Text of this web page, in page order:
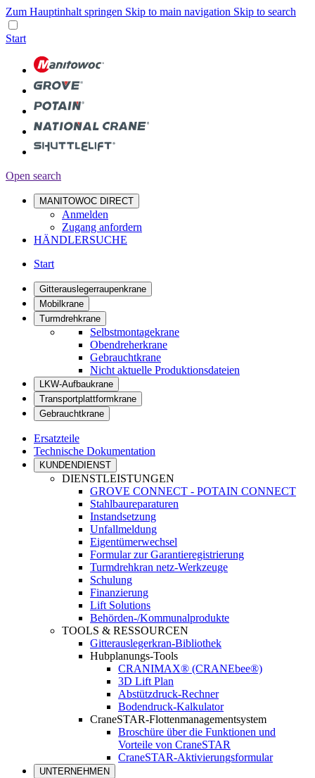
Zum Hauptinhalt springen Skip to main navigation Skip to search
Start
Open search
MANITOWOC DIRECT
Anmelden
Zugang anfordern
HÄNDLERSUCHE
Start
Gitterauslegerraupenkrane
Mobilkrane
Turmdrehkrane
Selbstmontagekrane
Obendreherkrane
Gebrauchtkrane
Nicht aktuelle Produktionsdateien
LKW-Aufbaukrane
Transportplattformkrane
Gebrauchtkrane
Ersatzteile
Technische Dokumentation
KUNDENDIENST
DIENSTLEISTUNGEN
GROVE CONNECT - POTAIN CONNECT
Stahlbaureparaturen
Instandsetzung
Unfallmeldung
Eigentümerwechsel
Formular zur Garantieregistrierung
Turmdrehkran netz-Werkzeuge
Schulung
Finanzierung
Lift Solutions
Behörden-/Kommunalprodukte
TOOLS & RESSOURCEN
Gitterauslegerkran-Bibliothek
Hubplanungs-Tools
CRANIMAX® (CRANEbee®)
3D Lift Plan
Abstützdruck-Rechner
Bodendruck-Kalkulator
CraneSTAR-Flottenmanagementsystem
Broschüre über die Funktionen und
Vorteile von CraneSTAR
CraneSTAR-Aktivierungsformular
UNTERNEHMEN